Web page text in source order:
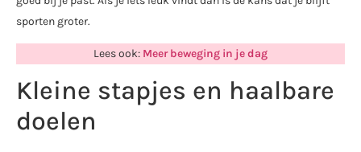
sporten groter.
Lees ook: Meer beweging in je dag
Kleine stapjes en haalbare
doelen